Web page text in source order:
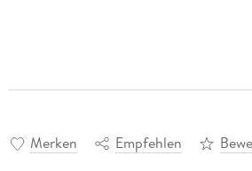
Merken Empfehlen